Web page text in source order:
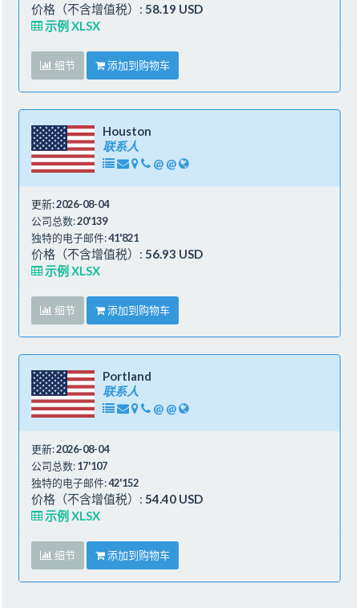
价格（不含增值税）: 58.19 USD
示例 XLSX
细节 添加到购物车
Houston
联系人
@ @
更新:2026-08-04
公司总数:20'139
独特的电子邮件:41'821
价格（不含增值税）: 56.93 USD
示例 XLSX
细节 添加到购物车
Portland
联系人
@ @
更新:2026-08-04
公司总数:17'107
独特的电子邮件:42'152
价格（不含增值税）: 54.40 USD
示例 XLSX
细节 添加到购物车